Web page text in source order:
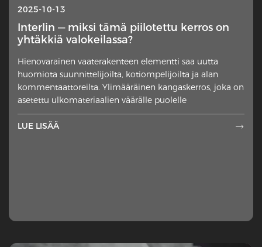
2025-10-13
Interlin — miksi tämä piilotettu kerros on
yhtäkkiä valokeilassa?
Hienovarainen vaaterakenteen elementti saa uutta
huomiota suunnittelijoilta, kotiompelijoilta ja alan
kommentaattoreilta. Ylimääräinen kangaskerros, joka on
asetettu ulkomateriaalien väärälle puolelle
LUE LISÄÄ 